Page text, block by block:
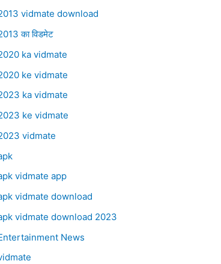
vidmate download
का विडमेट
ka vidmate
ke vidmate
ka vidmate
ke vidmate
vidmate
vidmate app
vidmate download
vidmate download 2023
News